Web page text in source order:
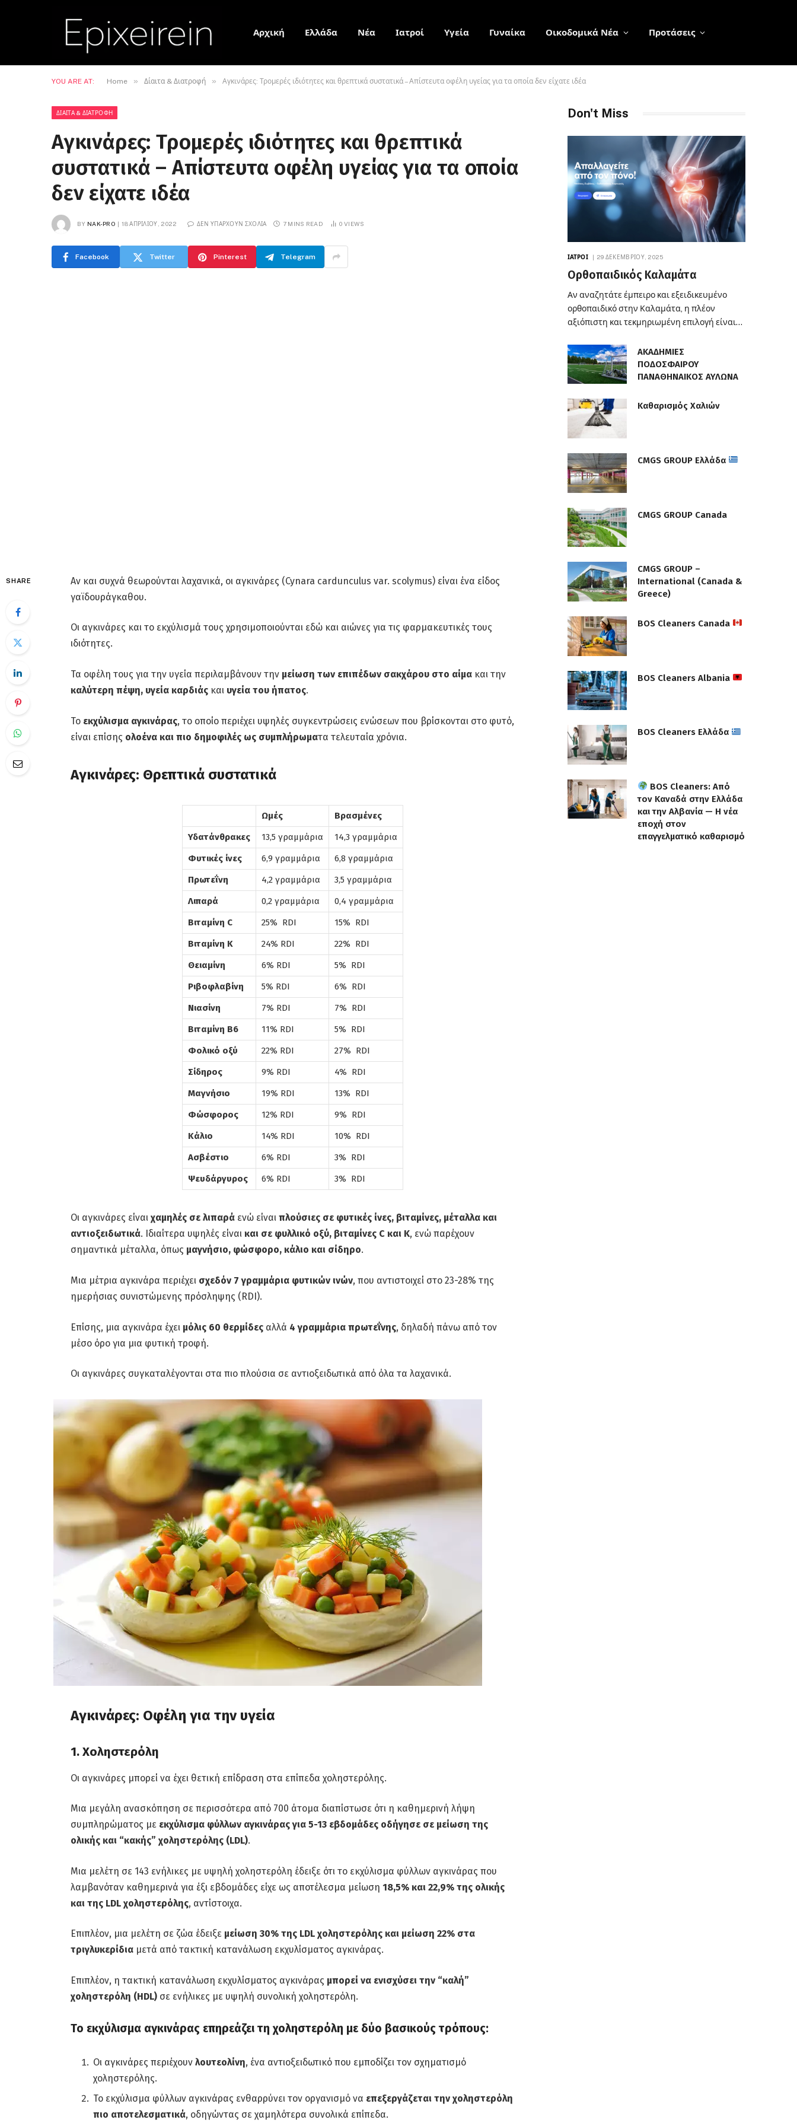
Αρχική Ελλάδα Νέα Ιατροί Υγεία Γυναίκα Οικοδομικά Νέα Προτάσεις
YOU ARE AT: Home » Δίαιτα & Διατροφή » Αγκινάρες: Τρομερές ιδιότητες και θρεπτικά συστατικά – Απίστευτα οφέλη υγείας για τα οποία δεν είχατε ιδέα
ΔΊΑΙΤΑ & ΔΙΑΤΡΟΦΉ
Αγκινάρες: Τρομερές ιδιότητες και θρεπτικά
συστατικά – Απίστευτα οφέλη υγείας για τα οποία
δεν είχατε ιδέα
BY NAK-PRO 18 ΑΠΡΙΛΊΟΥ, 2022 ΔΕΝ ΥΠΆΡΧΟΥΝ ΣΧΌΛΙΑ 7 MINS READ 0VIEWS
Facebook Twitter Pinterest Telegram
SHARE
Αν και συχνά θεωρούνται λαχανικά, οι αγκινάρες (Cynara cardunculus var. scolymus) είναι ένα είδος
γαϊδουράγκαθου.
Οι αγκινάρες και το εκχύλισμά τους χρησιμοποιούνται εδώ και αιώνες για τις φαρμακευτικές τους
ιδιότητες.
Τα οφέλη τους για την υγεία περιλαμβάνουν την μείωση των επιπέδων σακχάρου στο αίμακαι την
καλύτερη πέψη, υγεία καρδιάςκαι υγεία του ήπατος.
Το εκχύλισμα αγκινάρας, το οποίο περιέχει υψηλές συγκεντρώσεις ενώσεων που βρίσκονται στο φυτό,
είναι επίσης ολοένα και πιο δημοφιλές ως συμπλήρωματα τελευταία χρόνια.
Αγκινάρες: Θρεπτικά συστατικά
Ωμές
Βρασμένες
Υδατάνθρακες
13,5 γραμμάρια
14,3 γραμμάρια
Φυτικές ίνες
6,9 γραμμάρια
6,8 γραμμάρια
Πρωτεΐνη
4,2 γραμμάρια
3,5 γραμμάρια
Λιπαρά
0,2 γραμμάρια
0,4 γραμμάρια
Βιταμίνη C
25% RDI
15% RDI
Βιταμίνη Κ
24% RDI
22% RDI
Θειαμίνη
6% RDI
5% RDI
Ριβοφλαβίνη
5% RDI
6% RDI
Νιασίνη
7% RDI
7% RDI
Βιταμίνη Β6
11% RDI
5% RDI
Φολικό οξύ
22% RDI
27% RDI
Σίδηρος
9% RDI
4% RDI
Μαγνήσιο
19% RDI
13% RDI
Φώσφορος
12% RDI
9% RDI
Κάλιο
14% RDI
10% RDI
Ασβέστιο
6% RDI
3% RDI
Ψευδάργυρος
6% RDI 3% RDI
Οι αγκινάρες είναι χαμηλές σε λιπαράενώ είναι πλούσιες σε φυτικές ίνες, βιταμίνες, μέταλλα και
αντιοξειδωτικά. Ιδιαίτερα υψηλές είναι και σε φυλλικό οξύ, βιταμίνες C και K, ενώ παρέχουν
σημαντικά μέταλλα, όπως μαγνήσιο, φώσφορο, κάλιο και σίδηρο.
Μια μέτρια αγκινάρα περιέχει σχεδόν 7 γραμμάρια φυτικών ινών, που αντιστοιχεί στο 23-28% της
ημερήσιας συνιστώμενης πρόσληψης (RDI).
Επίσης, μια αγκινάρα έχει μόλις 60 θερμίδεςαλλά 4 γραμμάρια πρωτεΐνης, δηλαδή πάνω από τον
μέσο όρο για μια φυτική τροφή.
Οι αγκινάρες συγκαταλέγονται στα πιο πλούσια σε αντιοξειδωτικά από όλα τα λαχανικά.
Αγκινάρες: Οφέλη για την υγεία
1. Χοληστερόλη
Οι αγκινάρες μπορεί να έχει θετική επίδραση στα επίπεδα χοληστερόλης.
Μια μεγάλη ανασκόπηση σε περισσότερα από 700 άτομα διαπίστωσε ότι η καθημερινή λήψη
συμπληρώματος με εκχύλισμα φύλλων αγκινάρας για 5-13 εβδομάδες οδήγησε σε μείωση της
ολικής και “κακής” χοληστερόλης (LDL).
Μια μελέτη σε 143 ενήλικες με υψηλή χοληστερόλη έδειξε ότι το εκχύλισμα φύλλων αγκινάρας που
λαμβανόταν καθημερινά για έξι εβδομάδες είχε ως αποτέλεσμα μείωση 18,5% και 22,9% της ολικής
και της LDL χοληστερόλης, αντίστοιχα.
Επιπλέον, μια μελέτη σε ζώα έδειξε μείωση 30% της LDL χοληστερόλης και μείωση 22% στα
τριγλυκερίδιαμετά από τακτική κατανάλωση εκχυλίσματος αγκινάρας.
Επιπλέον, η τακτική κατανάλωση εκχυλίσματος αγκινάρας μπορεί να ενισχύσει την “καλή”
χοληστερόλη (HDL)σε ενήλικες με υψηλή συνολική χοληστερόλη.
Το εκχύλισμα αγκινάρας επηρεάζει τη χοληστερόλη με δύο βασικούς τρόπους:
Οι αγκινάρες περιέχουν λουτεολίνη, ένα αντιοξειδωτικό που εμποδίζει τον σχηματισμό
χοληστερόλης.
Το εκχύλισμα φύλλων αγκινάρας ενθαρρύνει τον οργανισμό να επεξεργάζεται την χοληστερόλη
πιο αποτελεσματικά, οδηγώντας σε χαμηλότερα συνολικά επίπεδα.
Don't Miss
ΙΑΤΡΟΊ 29 ΔΕΚΕΜΒΡΊΟΥ, 2025
Ορθοπαιδικός Καλαμάτα
Αν αναζητάτε έμπειρο και εξειδικευμένο
ορθοπαιδικό στην Καλαμάτα, η πλέον
αξιόπιστη και τεκμηριωμένη επιλογή είναι…
ΑΚΑΔΗΜΙΕΣ
ΠΟΔΟΣΦΑΙΡΟΥ
ΠΑΝΑΘΗΝΑΙΚΟΣ ΑΥΛΩΝΑ
Καθαρισμός Χαλιών
CMGS GROUP Ελλάδα
CMGS GROUP Canada
CMGS GROUP –
International (Canada &
Greece)
BOS Cleaners Canada
BOS Cleaners Albania
BOS Cleaners Ελλάδα
BOS Cleaners: Από
τον Καναδά στην Ελλάδα
και την Αλβανία — Η νέα
εποχή στον
επαγγελματικό καθαρισμό